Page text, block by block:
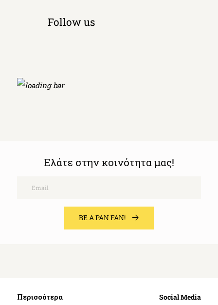
Follow us
Ελάτε στην κοινότητα μας!
BE A PAN FAN!
Περισσότερα
Social Media